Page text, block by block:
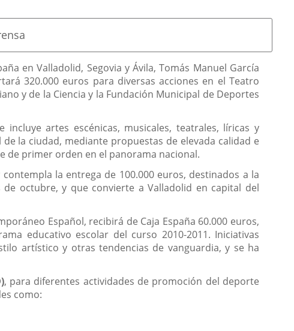
en Valladolid, Segovia y Ávila, Tomás Manuel García
320.000 euros para diversas acciones en el Teatro
y de la Ciencia y la Fundación Municipal de Deportes
incluye artes escénicas, musicales, teatrales, líricas y
la ciudad, mediante propuestas de elevada calidad e
de primer orden en el panorama nacional.
contempla la entrega de 100.000 euros, destinados a la
octubre, y que convierte a Valladolid en capital del
Español, recibirá de Caja España 60.000 euros,
educativo escolar del curso 2010-2011. Iniciativas
artístico y otras tendencias de vanguardia, y se ha
, para diferentes actividades de promoción del deporte
como: